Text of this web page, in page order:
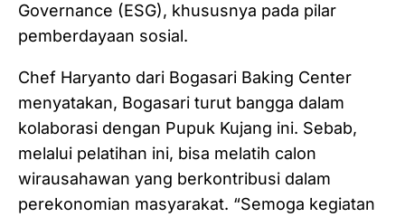
Governance (ESG), khususnya pada pilar
pemberdayaan sosial.
Chef Haryanto dari Bogasari Baking Center
menyatakan, Bogasari turut bangga dalam
kolaborasi dengan Pupuk Kujang ini. Sebab,
melalui pelatihan ini, bisa melatih calon
wirausahawan yang berkontribusi dalam
perekonomian masyarakat. “Semoga kegiatan